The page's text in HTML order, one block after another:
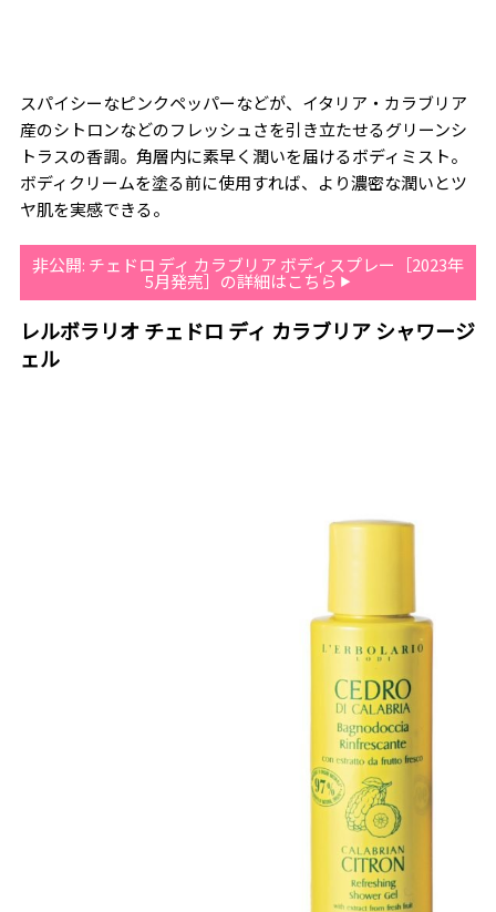
スパイシーなピンクペッパーなどが、イタリア・カラブリア
産のシトロンなどのフレッシュさを引き立たせるグリーンシ
トラスの香調。角層内に素早く潤いを届けるボディミスト。
ボディクリームを塗る前に使用すれば、より濃密な潤いとツ
ヤ肌を実感できる。
非公開: チェドロ ディ カラブリア ボディスプレー［2023年
5月発売］の詳細はこちら
レルボラリオ チェドロ ディ カラブリア シャワージ
ェル